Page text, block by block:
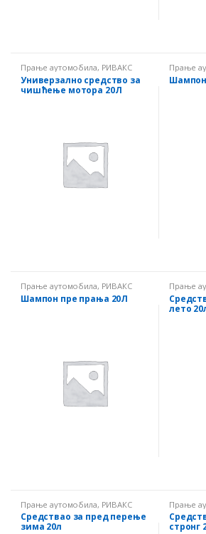
Прање аутомобила, РИВАКС
Универзално средство за
чишћење мотора 20Л
Прање
Прање аутомобила, РИВАКС
Шампон пре прања 20Л
Прање
лето
Прање аутомобила, РИВАКС
Средствао за пред перење
зима 20л
Прање
стронг